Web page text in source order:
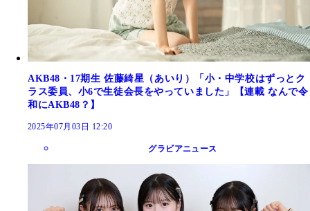
AKB48・17期生 佐藤綺星（あいり）「小・中学校はずっとク
ラス委員、小6で生徒会長をやっていました」【連載 なんで令
和にAKB48？】
2025年07月03日 12:20
グラビアニュース